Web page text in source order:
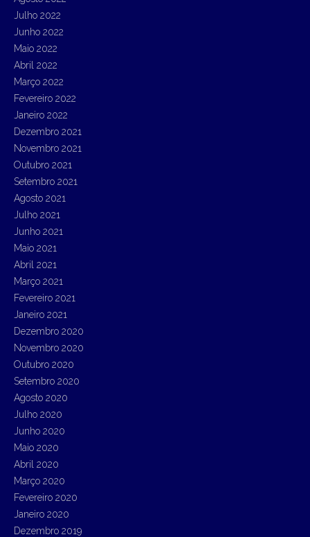
Julho 2022
Junho 2022
Maio 2022
Abril 2022
Março 2022
Fevereiro 2022
Janeiro 2022
Dezembro 2021
Novembro 2021
Outubro 2021
Setembro 2021
Agosto 2021
Julho 2021
Junho 2021
Maio 2021
Abril 2021
Março 2021
Fevereiro 2021
Janeiro 2021
Dezembro 2020
Novembro 2020
Outubro 2020
Setembro 2020
Agosto 2020
Julho 2020
Junho 2020
Maio 2020
Abril 2020
Março 2020
Fevereiro 2020
Janeiro 2020
Dezembro 2019